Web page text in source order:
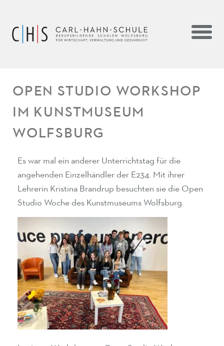
OPEN STUDIO WORKSHOP
IM KUNSTMUSEUM
WOLFSBURG
Es war mal ein anderer Unterrichtstag für die
angehenden Einzelhändler der E234. Mit ihrer
Lehrerin Kristina Brandrup besuchten sie die Open
Studio Woche des Kunstmuseums Wolfsburg.